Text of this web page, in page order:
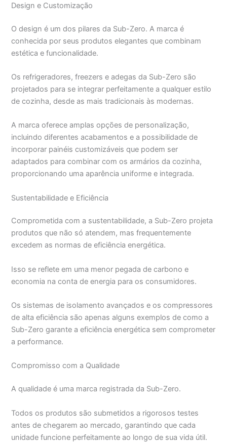
Design e Customização
O design é um dos pilares da Sub-Zero. A marca é
conhecida por seus produtos elegantes que combinam
estética e funcionalidade.
Os refrigeradores, freezers e adegas da Sub-Zero são
projetados para se integrar perfeitamente a qualquer estilo
de cozinha, desde as mais tradicionais às modernas.
A marca oferece amplas opções de personalização,
incluindo diferentes acabamentos e a possibilidade de
incorporar painéis customizáveis que podem ser
adaptados para combinar com os armários da cozinha,
proporcionando uma aparência uniforme e integrada.
Sustentabilidade e Eficiência
Comprometida com a sustentabilidade, a Sub-Zero projeta
produtos que não só atendem, mas frequentemente
excedem as normas de eficiência energética.
Isso se reflete em uma menor pegada de carbono e
economia na conta de energia para os consumidores.
Os sistemas de isolamento avançados e os compressores
de alta eficiência são apenas alguns exemplos de como a
Sub-Zero garante a eficiência energética sem comprometer
a performance.
Compromisso com a Qualidade
A qualidade é uma marca registrada da Sub-Zero.
Todos os produtos são submetidos a rigorosos testes
antes de chegarem ao mercado, garantindo que cada
unidade funcione perfeitamente ao longo de sua vida útil.